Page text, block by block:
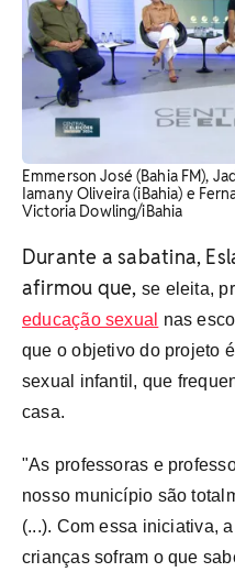
Emmerson José (Bahia FM),
Iamany Oliveira (iBahia) e
Victoria Dowling/iBahia
Durante a sabatina,
afirmou que, se eleita,
educação sexual
nas
que o objetivo do projeto
sexual infantil, que
casa.
"As professoras e
nosso município são
(...). Com essa iniciativa,
crianças sofram o que